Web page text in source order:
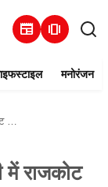
newspaper amp_stories
मनोरंजन
में राजकोट